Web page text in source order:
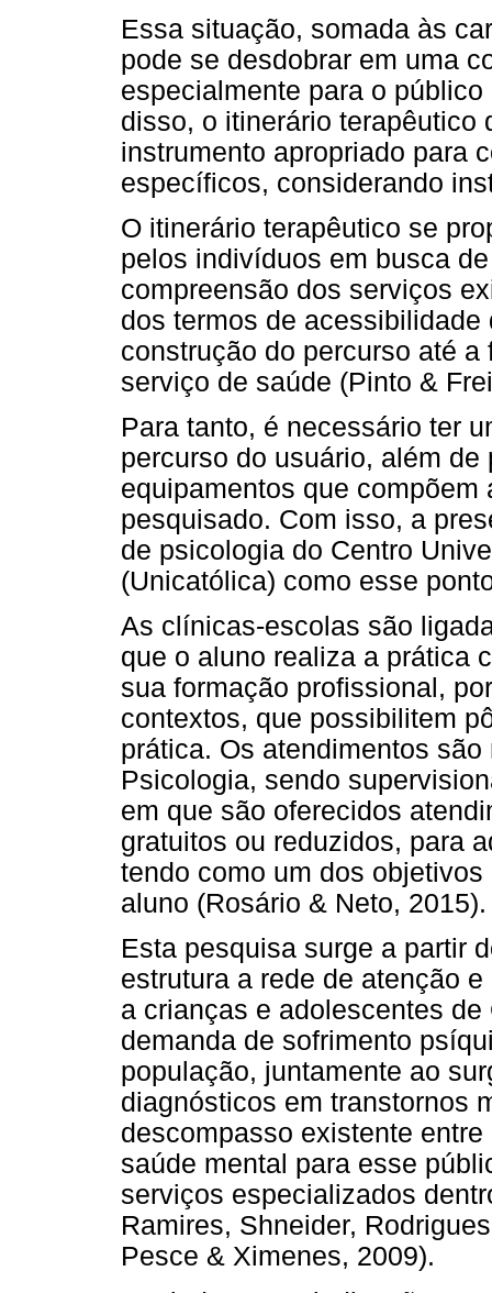
Essa situação, somada às
pode se desdobrar em uma
especialmente para o
disso, o itinerário terapêutico
instrumento apropriado para
específicos, considerando
O itinerário terapêutico se
pelos indivíduos em busca
compreensão dos serviços
dos termos de
construção do percurso até
serviço de saúde (Pinto &
Para tanto, é necessário ter
percurso do usuário, além
equipamentos que
pesquisado. Com isso, a
de psicologia do Centro
(Unicatólica) como esse
As clínicas-escolas são
que o aluno realiza a prática
sua formação profissional,
contextos, que possibilitem
prática. Os atendimentos
Psicologia, sendo
em que são oferecidos
gratuitos ou reduzidos, para
tendo como um dos
aluno (Rosário & Neto, 2015).
Esta pesquisa surge a partir
estrutura a rede de atenção
a crianças e adolescentes
demanda de sofrimento
população, juntamente ao
diagnósticos em transtornos
descompasso existente
saúde mental para esse
serviços especializados
Ramires, Shneider,
Pesce & Ximenes, 2009).